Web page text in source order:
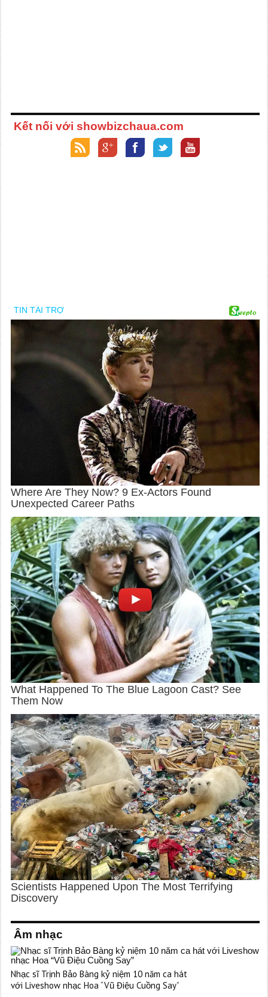
Kết nối với showbizchaua.com
Âm nhạc
Nhạc sĩ Trịnh Bảo Bàng kỷ niệm 10 năm ca hát
với Liveshow nhạc Hoa “Vũ Điệu Cuồng Say”